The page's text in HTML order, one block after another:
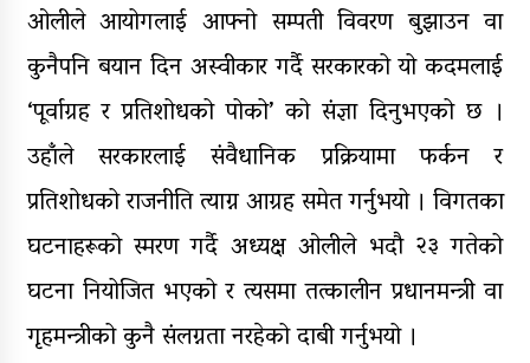
ओलीले आयोगलाई आफ्नो सम्पती विवरण बुझाउन वा
कुनैपनि बयान दिन अस्वीकार गर्दै सरकारको यो कदमलाई
‘पूर्वाग्रह र प्रतिशोधको पोको’ को संज्ञा दिनुभएको छ ।
उहाँले सरकारलाई संवैधानिक प्रक्रियामा फर्कन र
प्रतिशोधको राजनीति त्याग्न आग्रह समेत गर्नुभयो । विगतका
घटनाहरूको स्मरण गर्दै अध्यक्ष ओलीले भदौ २३ गतेको
घटना नियोजित भएको र त्यसमा तत्कालीन प्रधानमन्त्री वा
गृहमन्त्रीको कुनै संलग्नता नरहेको दाबी गर्नुभयो ।